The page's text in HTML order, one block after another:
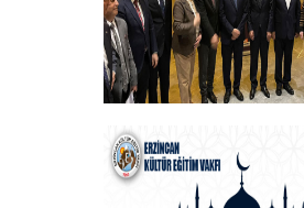
Vakfımızın Geleneksel İftar
+